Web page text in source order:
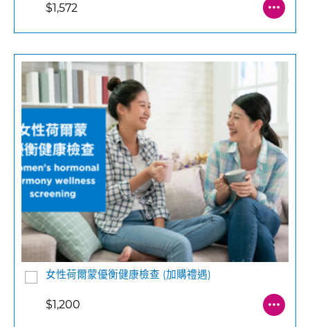
$1,572
女性荷爾蒙優衡健康檢查 (加購禮遇)
$1,200